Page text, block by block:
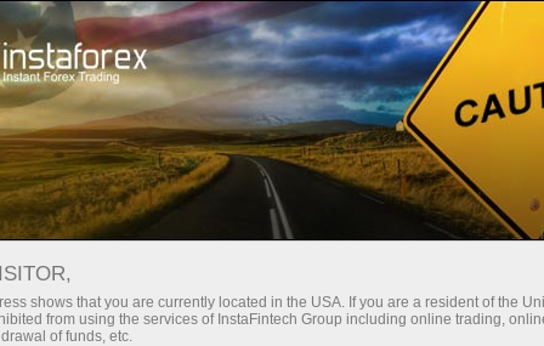
For Traders Forex Analytics
InstaForex TV
Forex TV News
shows that you are currently located in the USA. If you are a resident of the
from using the services of InstaFintech Group including online trading,
of funds, etc.